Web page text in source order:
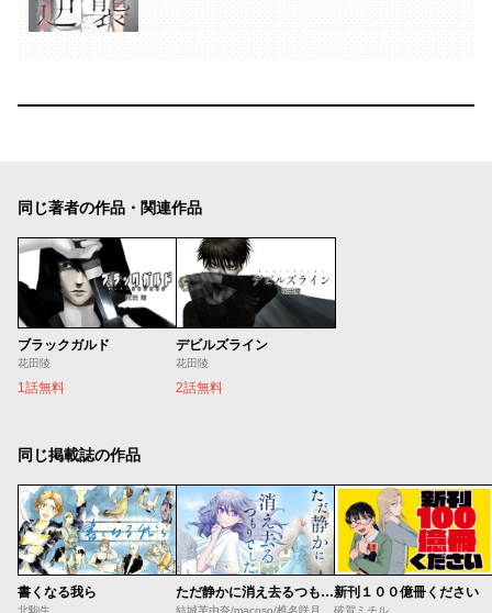
同じ著者の作品・関連作品
ブラックガルド
花田陵
1話無料
デビルズライン
花田陵
2話無料
同じ掲載誌の作品
書くなる我ら
北駒生
ただ静かに消え去るつもりでした
結城芙由奈/macoso/椎名咲月
新刊１００億冊ください
破賀ミチル